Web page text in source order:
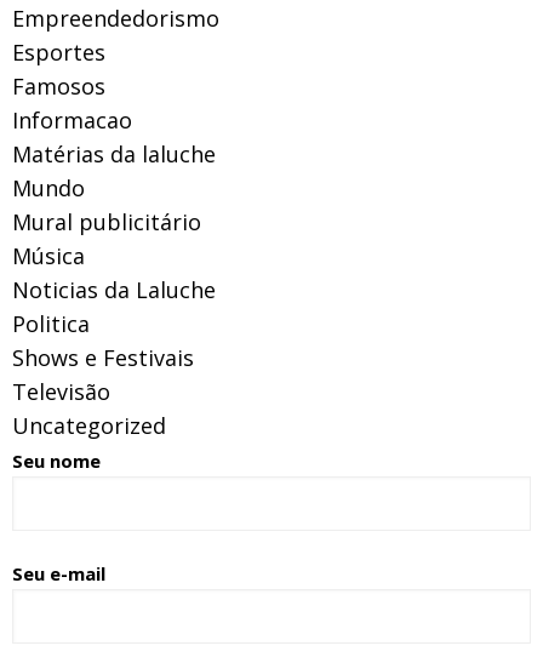
Empreendedorismo
Esportes
Famosos
Informacao
Matérias da laluche
Mundo
Mural publicitário
Música
Noticias da Laluche
Politica
Shows e Festivais
Televisão
Uncategorized
Seu nome
Seu e-mail